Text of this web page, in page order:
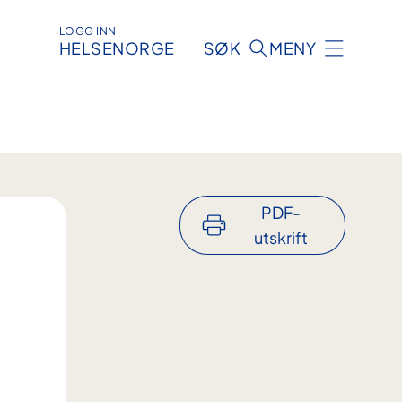
LOGG INN
HELSENORGE SØK MENY
PDF-
utskrift